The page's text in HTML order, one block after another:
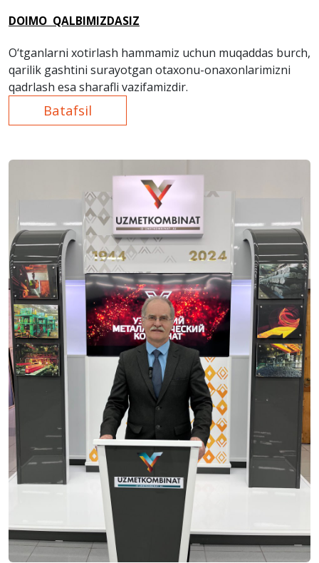
DOIMO QALBIMIZDASIZ
O‘tganlarni xotirlash hammamiz uchun muqaddas burch,
qarilik gashtini surayotgan otaxonu-onaxonlarimizni
qadrlash esa sharafli vazifamizdir.
Batafsil